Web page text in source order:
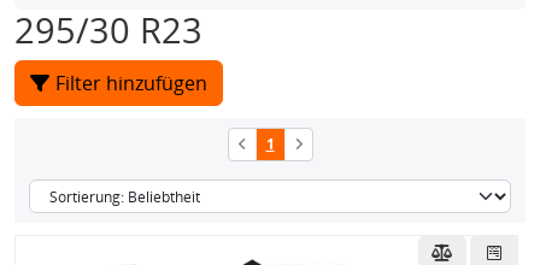
295/30 R23
Filter hinzufügen
1